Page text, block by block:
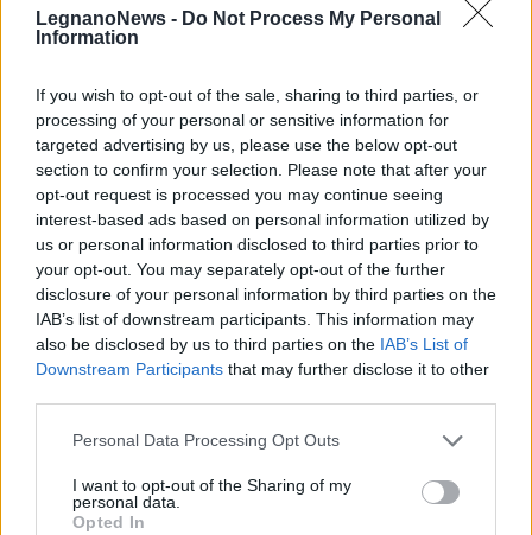
LegnanoNews - Do Not Process My Personal
Information
If you wish to opt-out of the sale, sharing to third parties, or
processing of your personal or sensitive information for
targeted advertising by us, please use the below opt-out
section to confirm your selection. Please note that after your
opt-out request is processed you may continue seeing
interest-based ads based on personal information utilized by
us or personal information disclosed to third parties prior to
your opt-out. You may separately opt-out of the further
disclosure of your personal information by third parties on the
IAB’s list of downstream participants. This information may
also be disclosed by us to third parties on the IAB’s List of
Downstream Participants that may further disclose it to other
Personal Data Processing Opt Outs
I want to opt-out of the Sharing of my
personal data.
Opted In
INFUSI CREATIVI
“Infusi Creativi” racconta il
percorso artistico di “mano.punto”
tra pelle e grafica d’arte